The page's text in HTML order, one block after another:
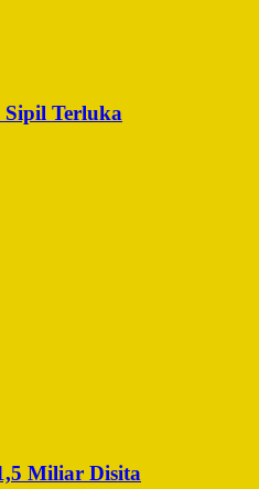
Sipil Terluka
Miliar Disita